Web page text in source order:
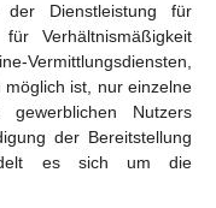
Dienstleistung für
Verhältnismäßigkeit
Vermittlungsdiensten,
ist, nur einzelne
Nutzers
der Bereitstellung
es sich um die